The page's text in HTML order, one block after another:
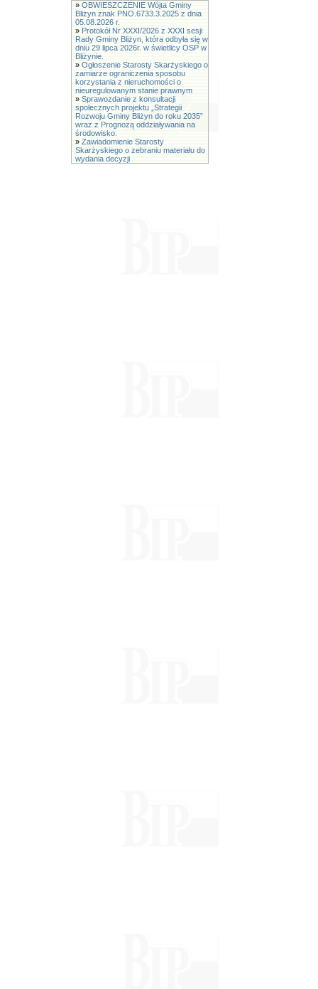
» OBWIESZCZENIE Wójta Gminy
Bliżyn znak PNO.6733.3.2025 z dnia
05.08.2026 r.
» Protokół Nr XXXI/2026 z XXXI sesji
Rady Gminy Bliżyn, która odbyła się w
dniu 29 lipca 2026r. w świetlicy OSP w
Bliżynie.
» Ogłoszenie Starosty Skarżyskiego o
zamiarze ograniczenia sposobu
korzystania z nieruchomości o
nieuregulowanym stanie prawnym
» Sprawozdanie z konsultacji
społecznych projektu „Strategii
Rozwoju Gminy Bliżyn do roku 2035”
wraz z Prognozą oddziaływania na
środowisko.
» Zawiadomienie Starosty
Skarżyskiego o zebraniu materiału do
wydania decyzji